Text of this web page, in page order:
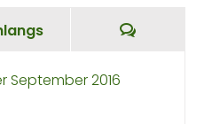
September 2016